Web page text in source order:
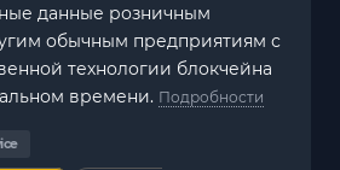
данные розничным
обычным предприятиям с
технологии блокчейна
времени. Подробности